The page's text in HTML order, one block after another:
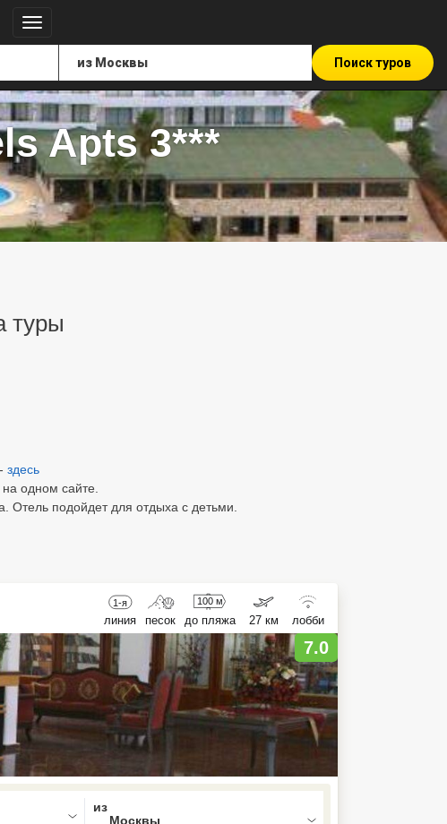
Поиск туров
Apts 3***
туры
- здесь
одном сайте.
Отель подойдет для отдыха с детьми.
1-я
линия песок
100 м
до пляжа 27 км лобби
7.0
, press Down to open the menu,